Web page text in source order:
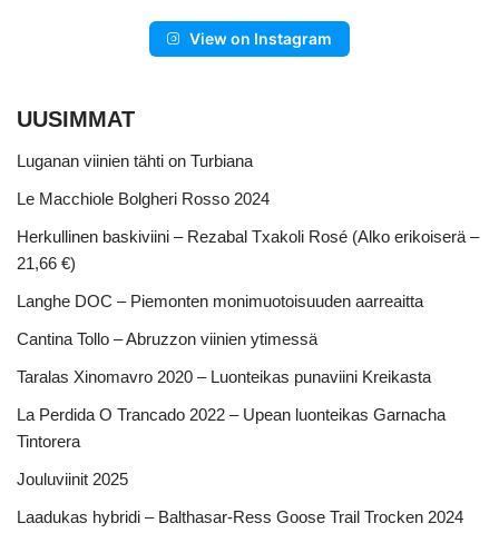
View on Instagram
UUSIMMAT
Luganan viinien tähti on Turbiana
Le Macchiole Bolgheri Rosso 2024
Herkullinen baskiviini – Rezabal Txakoli Rosé (Alko erikoiserä –
21,66 €)
Langhe DOC – Piemonten monimuotoisuuden aarreaitta
Cantina Tollo – Abruzzon viinien ytimessä
Taralas Xinomavro 2020 – Luonteikas punaviini Kreikasta
La Perdida O Trancado 2022 – Upean luonteikas Garnacha
Tintorera
Jouluviinit 2025
Laadukas hybridi – Balthasar-Ress Goose Trail Trocken 2024